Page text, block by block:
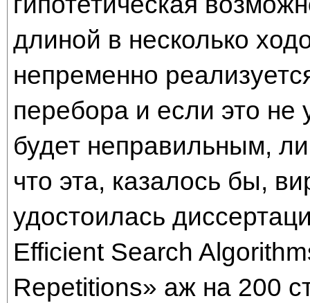
длиной в несколько
непременно
перебора и если это не
будет неправильным,
что эта, казалось бы,
удостоилась
Efficient Search
Repetitions» аж на 200